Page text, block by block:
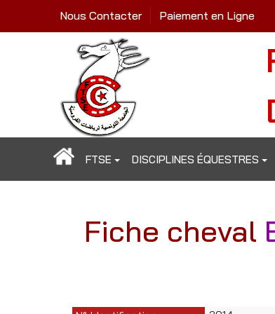
Nous Contacter Paiement en Ligne
FTSE DISCIPLINES ÉQUESTRES
Fiche cheval